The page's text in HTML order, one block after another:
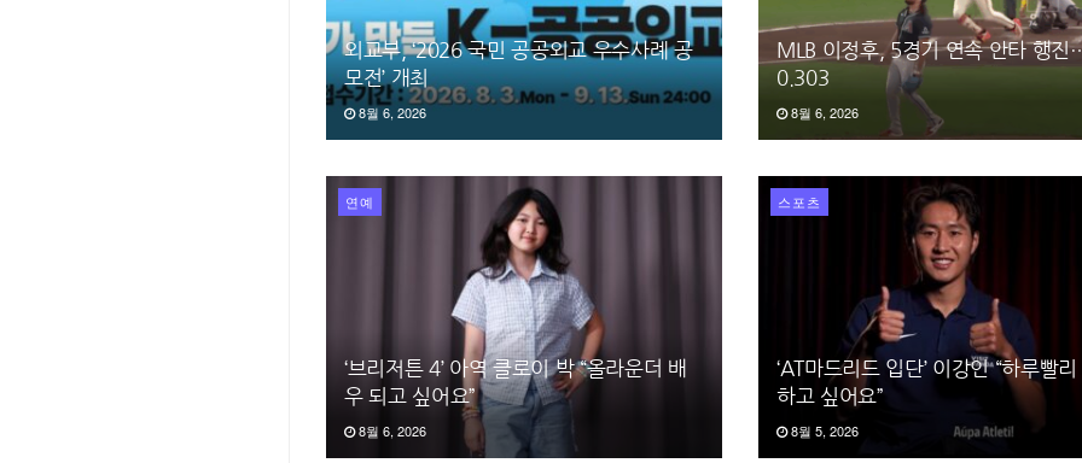
외교부, ‘2026 국민 공공외교 우수사례 공
모전’ 개최
8월 6, 2026
MLB 이정후, 5경기 연속 안타 행진
0.303
8월 6, 2026
연예
‘브리저튼 4’ 아역 클로이 박 “올라운더 배
우 되고 싶어요”
8월 6, 2026
스포츠
‘AT마드리드 입단’ 이강인 “하루빨
하고 싶어요”
8월 5, 2026